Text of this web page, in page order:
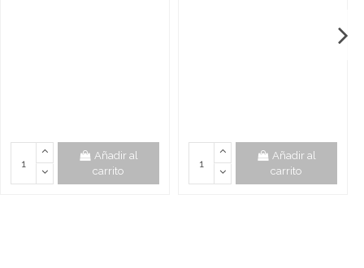
Añadir al
carrito
Añadir al
carrito